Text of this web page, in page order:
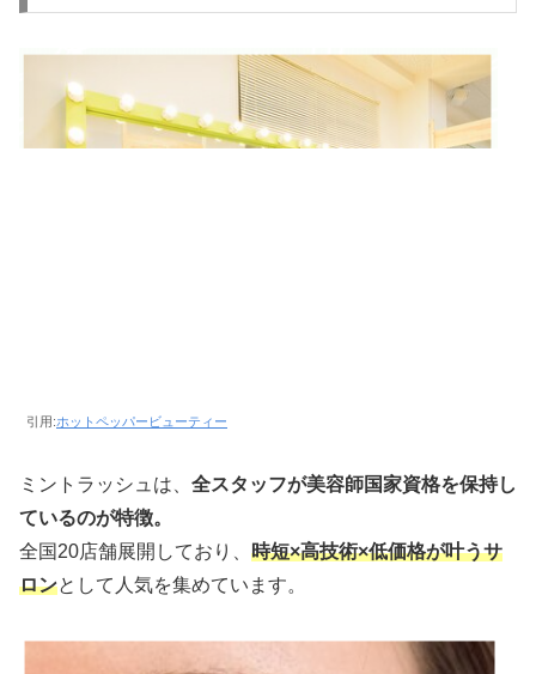
引用:ホットペッパービューティー
ミントラッシュは、 全スタッフが美容師国家資格を保持し
ているのが特徴。
全国20店舗展開しており、 時短×高技術×低価格が叶うサ
ロンとして人気を集めています。